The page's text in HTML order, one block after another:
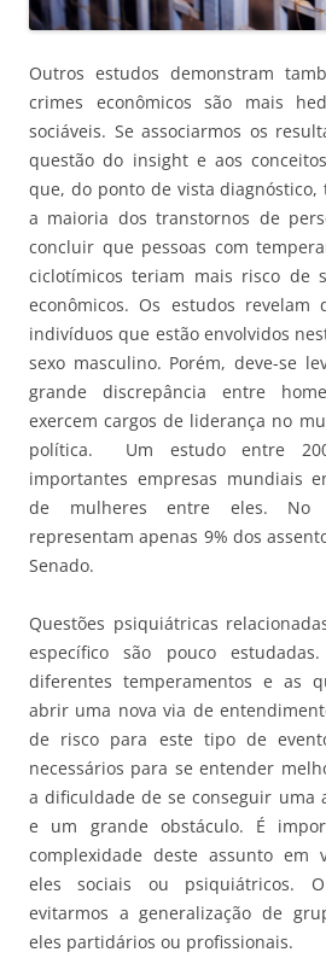
Outros estudos demonstram
crimes econômicos são mais
sociáveis. Se associarmos os
questão do insight e aos
que, do ponto de vista
a maioria dos transtornos de
concluir que pessoas com
ciclotímicos teriam mais risco de
econômicos. Os estudos
indivíduos que estão envolvidos
sexo masculino. Porém, deve-se
grande discrepância entre
exercem cargos de liderança no
política. Um estudo entre
importantes empresas mundiais
de mulheres entre eles. No
representam apenas 9% dos
Senado.
Questões psiquiátricas
específico são pouco
diferentes temperamentos e as
abrir uma nova via de
de risco para este tipo de
necessários para se entender
a dificuldade de se conseguir uma
e um grande obstáculo. É
complexidade deste assunto em
eles sociais ou psiquiátricos.
evitarmos a generalização de
eles partidários ou profissionais.